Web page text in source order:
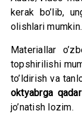
kerak bo’lib,
olishlari mumkin.
Materiallar
topshirilishi
to’ldirish va
oktyabrga qadar
jo’natish lozim.